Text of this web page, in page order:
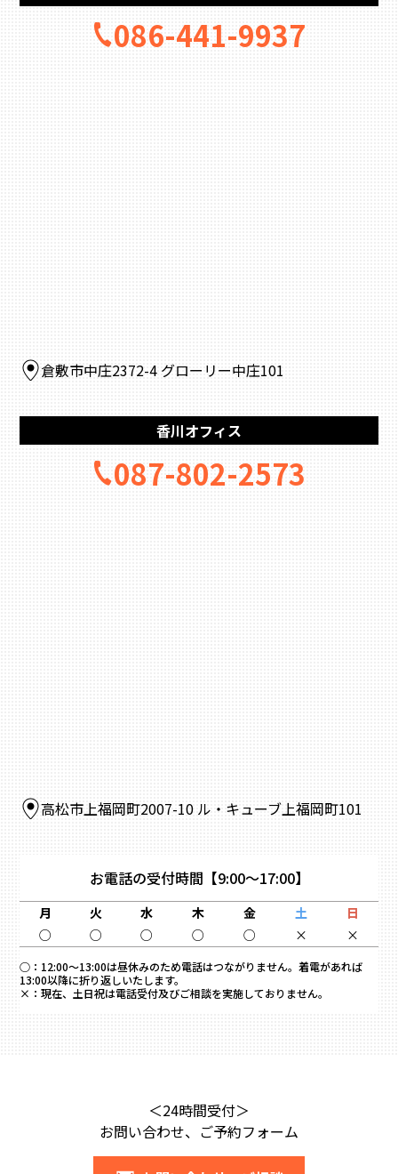
086-441-9937
倉敷市中庄2372-4 グローリー中庄101
香川オフィス
087-802-2573
高松市上福岡町2007-10 ル・キューブ上福岡町101
お電話の受付時間 【9:00～17:00】
月 火 水 木 金 土
日
○
○ ○ ○ ○ × ×
○： 12:00～13:00は昼休みのため電話はつながりません。着電があれば
13:00以降に折り返しいたします。
×： 現在、土日祝は電話受付及びご相談を実施しておりません。
＜24時間受付＞
お問い合わせ、ご予約フォーム